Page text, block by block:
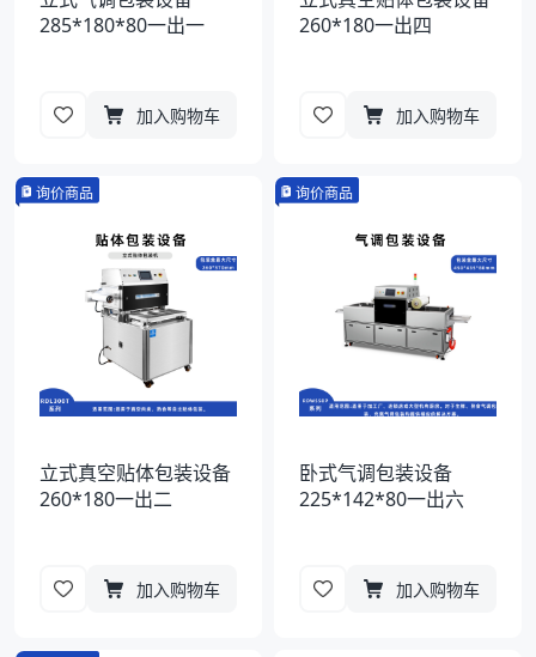
285*180*80一出一
加入购物车
260*180一出四
加入购物车
询价商品
立式真空贴体包装设备
260*180一出二
加入购物车
询价商品
卧式气调包装设备
225*142*80一出六
加入购物车